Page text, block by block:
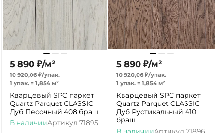
5 890 ₽/м²
10 920,06 ₽/упак.
1 упак. = 1,854 м²
Кварцевый SPC паркет
Quartz Parquet CLASSIC
Дуб Песочный 408 браш
В наличииАртикул 71895
5 890 ₽/м²
10 920,06 ₽/упак.
1 упак. = 1,854 м²
Кварцевый SPC паркет
Quartz Parquet CLASSIC
Дуб Рустикальный 410
браш
В наличииАртикул 71896